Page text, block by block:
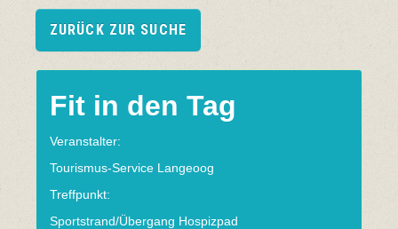
ZURÜCK ZUR SUCHE
Fit in den Tag
Veranstalter:
Tourismus-Service Langeoog
Treffpunkt:
Sportstrand/Übergang Hospizpad